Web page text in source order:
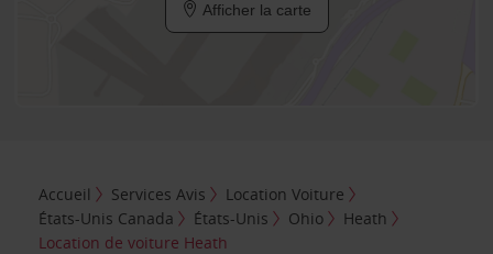
Afficher la carte
Accueil Services Avis
Location Voiture
États-Unis Canada
États-Unis Ohio
Heath
Location de voiture Heath